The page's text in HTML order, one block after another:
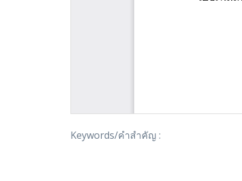
Keywords/คำสำคัญ :